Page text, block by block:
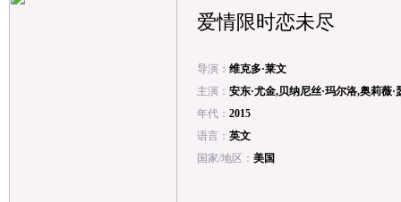
爱情限时恋未尽
导演： 维克多·莱文
主演： 安东·尤金,贝纳尼丝·玛尔洛,奥莉薇·
年代： 2015
语言： 英文
国家/地区： 美国